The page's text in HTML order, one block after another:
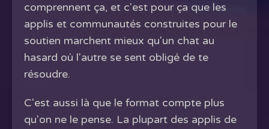
comprennent ça, et c'est pour ça que les
applis et communautés construites pour le
soutien marchent mieux qu'un chat au
hasard où l'autre se sent obligé de te
résoudre.
C'est aussi là que le format compte plus
qu'on ne le pense. La plupart des applis de